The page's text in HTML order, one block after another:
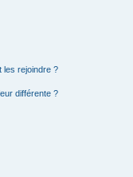
les rejoindre ?
différente ?